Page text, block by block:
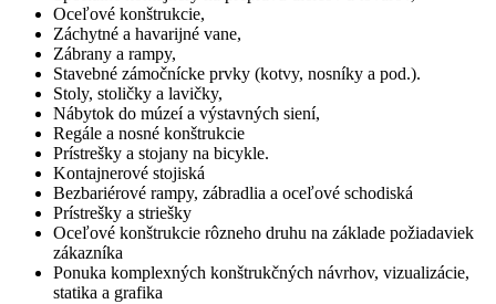
Oceľové konštrukcie,
Záchytné a havarijné vane,
Zábrany a rampy,
Stavebné zámočnícke prvky (kotvy, nosníky a pod.).
Stoly, stoličky a lavičky,
Nábytok do múzeí a výstavných siení,
Regále a nosné konštrukcie
Prístrešky a stojany na bicykle.
Kontajnerové stojiská
Bezbariérové rampy, zábradlia a oceľové schodiská
Prístrešky a striešky
Oceľové konštrukcie rôzneho druhu na základe požiadaviek
zákazníka
Ponuka komplexných konštrukčných návrhov, vizualizácie,
statika a grafika